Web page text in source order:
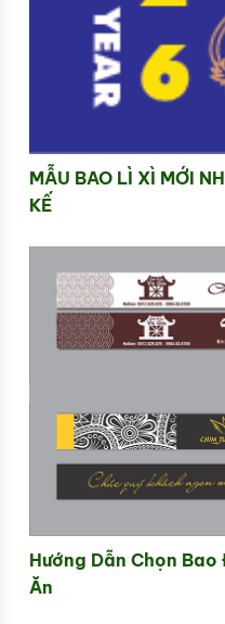
MẪU BAO LÌ XÌ MỚI
KẾ
Hướng Dẫn Chọn
Ăn